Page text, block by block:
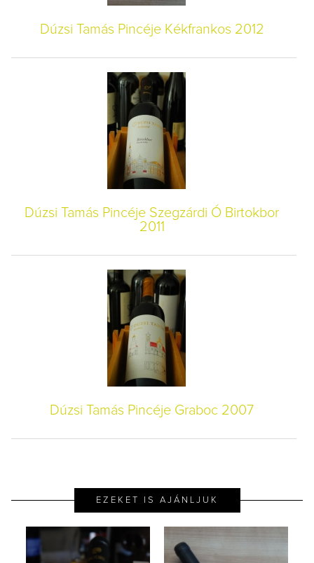
Dúzsi Tamás Pincéje Kékfrankos 2012
Dúzsi Tamás Pincéje Szegzárdi Ó Birtokbor
2011
Dúzsi Tamás Pincéje Graboc 2007
EZEKET IS AJÁNLJUK